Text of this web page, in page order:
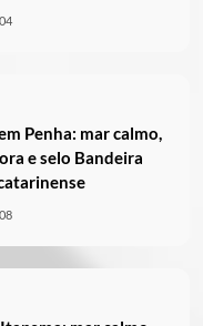
Penha: mar calmo,
e selo Bandeira